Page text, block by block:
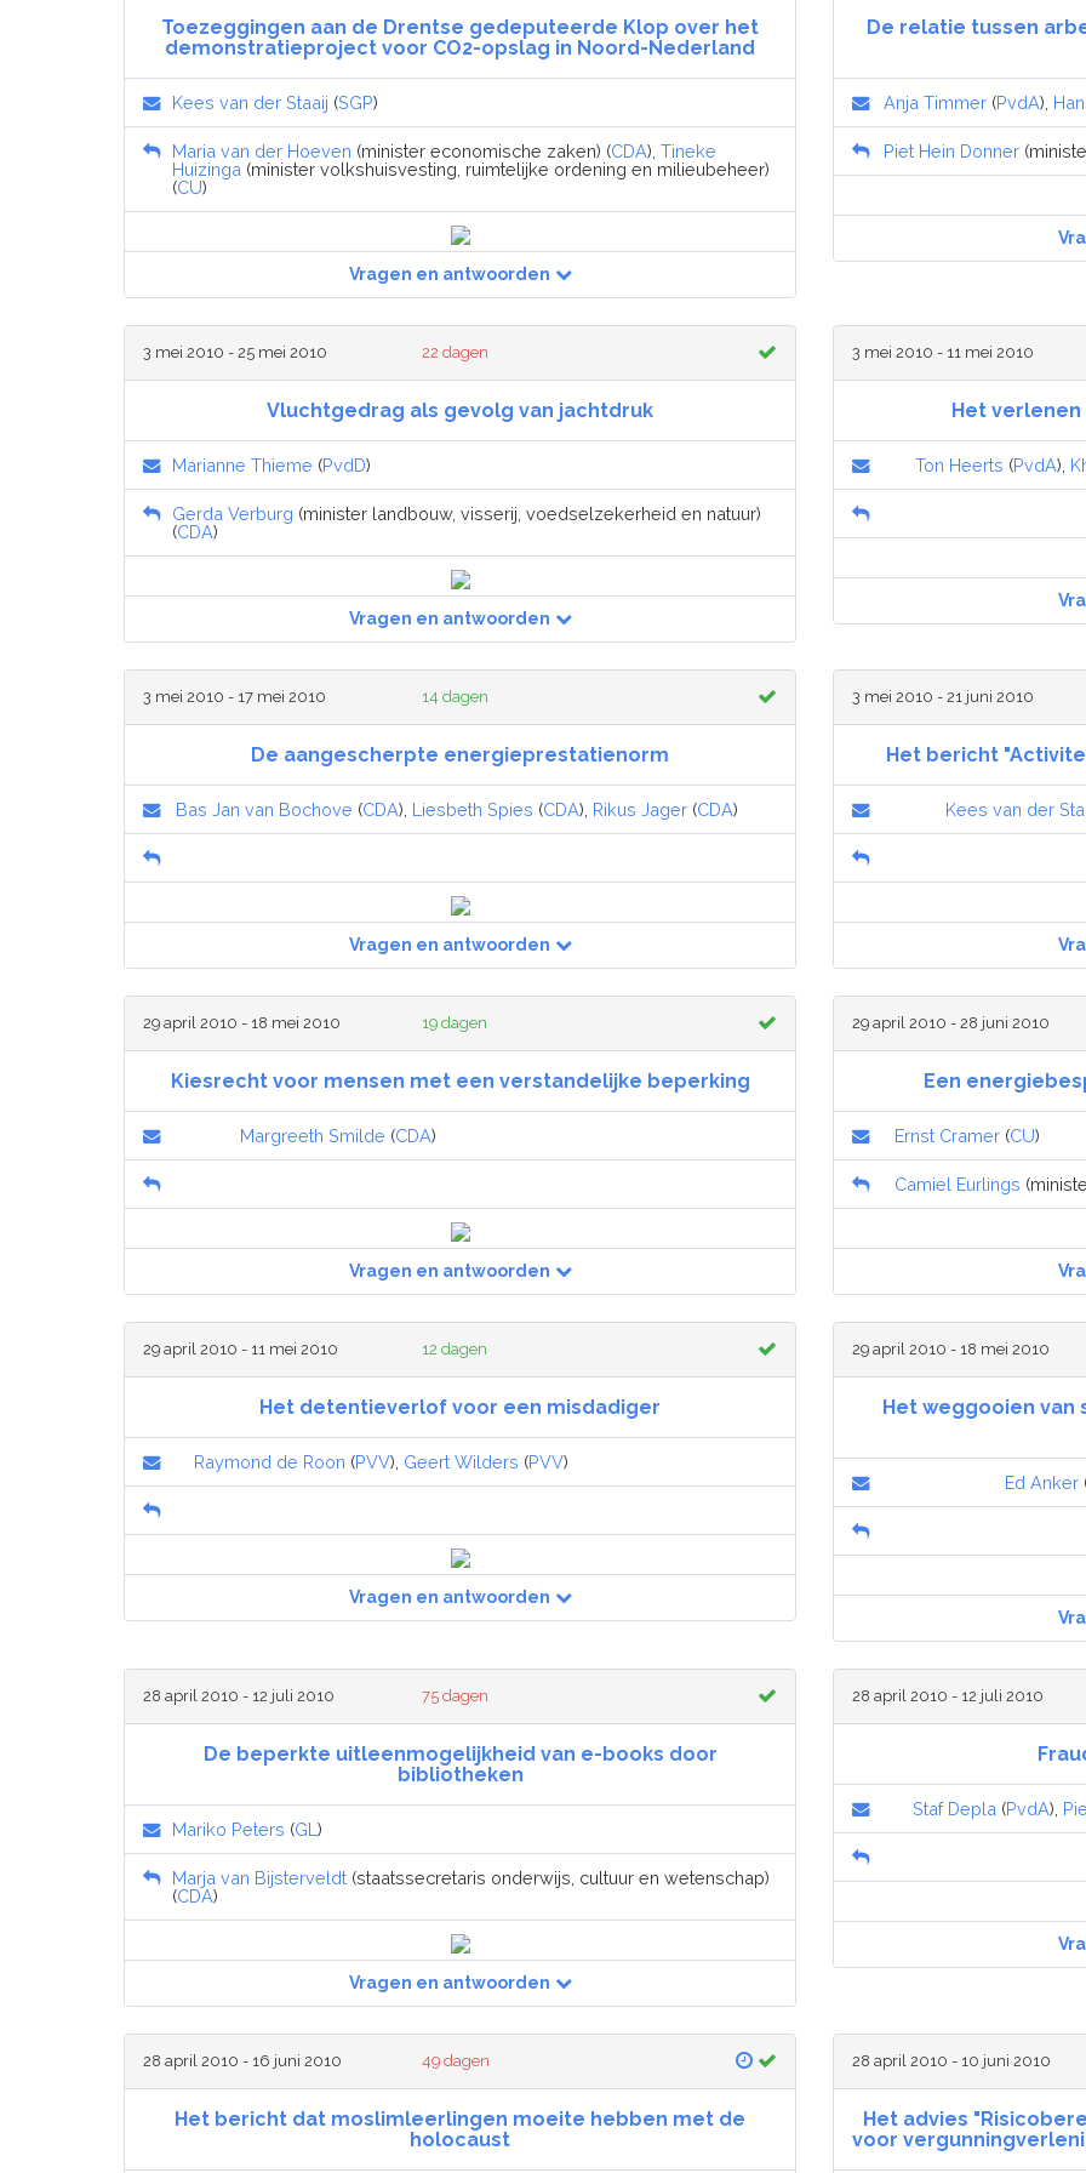
Toezeggingen aan de Drentse gedeputeerde Klop over het
demonstratieproject voor CO2-opslag in Noord-Nederland
Kees van der Staaij (SGP)
Maria van der Hoeven (minister economische zaken) (CDA), Tineke
Huizinga (minister volkshuisvesting, ruimtelijke ordening en milieubeheer)
(CU)
Vragen en antwoorden
De relatie tussen
Anja Timmer (PvdA),
Piet Hein Donner
3 mei 2010 - 25 mei 2010 22 dagen
Vluchtgedrag als gevolg van jachtdruk
Marianne Thieme (PvdD)
Gerda Verburg (minister landbouw, visserij, voedselzekerheid en natuur)
(CDA)
Vragen en antwoorden
3 mei 2010 - 11 mei 2010
Het
Ton Heerts (PvdA),
3 mei 2010 - 17 mei 2010 14 dagen
De aangescherpte energieprestatienorm
Bas Jan van Bochove (CDA), Liesbeth Spies (CDA), Rikus Jager (CDA)
Vragen en antwoorden
3 mei 2010 - 21 juni 2010
Het bericht
Kees van der
29 april 2010 - 18 mei 2010 19 dagen
Kiesrecht voor mensen met een verstandelijke beperking
Margreeth Smilde (CDA)
Vragen en antwoorden
29 april 2010 - 28 juni 2010
Een
Ernst Cramer (CU)
Camiel Eurlings
29 april 2010 - 11 mei 2010 12 dagen
Het detentieverlof voor een misdadiger
Raymond de Roon (PVV), Geert Wilders (PVV)
Vragen en antwoorden
29 april 2010 - 18 mei 2010
Het weggooien
Ed Anker
28 april 2010 - 12 juli 2010 75 dagen
De beperkte uitleenmogelijkheid van e-books door
bibliotheken
Mariko Peters (GL )
Marja van Bijsterveldt (staatssecretaris onderwijs, cultuur en wetenschap)
(CDA)
Vragen en antwoorden
28 april 2010 - 12 juli 2010
Staf Depla (PvdA),
28 april 2010 - 16 juni 2010 49 dagen
Het bericht dat moslimleerlingen moeite hebben met de
holocaust
28 april 2010 - 10 juni 2010
Het advies
voor